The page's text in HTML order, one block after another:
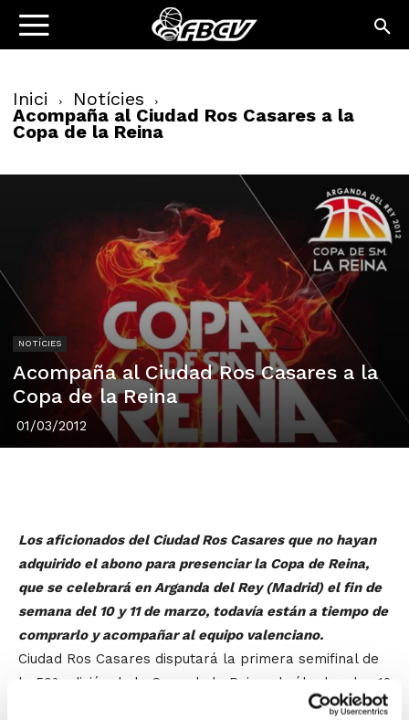
Inici Notícies
Acompaña al Ciudad Ros Casares a la
Copa de la Reina
NOTÍCIES
Acompaña al Ciudad Ros Casares a la
Copa de la Reina
01/03/2012
Los aficionados del Ciudad Ros Casares que no hayan
adquirido el abono para presenciar la Copa de Reina,
que se celebrará en Arganda del Rey (Madrid) el fin de
semana del 10 y 11 de marzo, todavía están a tiempo de
comprarlo y acompañar al equipo valenciano.
Ciudad Ros Casares disputará la primera semifinal de
la 50ª edición de la Copa de la Reina el sábado a las 12
´00 horas (Teledeporte) contra Rivas Ecópolis,